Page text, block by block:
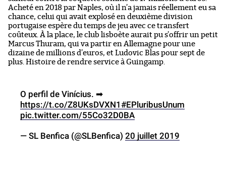
Acheté en 2018 par Naples, où il n’a jamais réellement eu sa
chance, celui qui avait explosé en deuxième division
portugaise espère du temps de jeu avec ce transfert
coûteux. À la place, le club lisboète aurait pu s’offrir un petit
Marcus Thuram, qui va partir en Allemagne pour une
dizaine de millions d’euros, et Ludovic Blas pour sept de
plus. Histoire de rendre service à Guingamp.
O perfil de Vinícius. ➡
https://t.co/Z8UKsDVXN1#EPluribusUnum
pic.twitter.com/55Co32D0BA
— SL Benfica (@SLBenfica) 20 juillet 2019